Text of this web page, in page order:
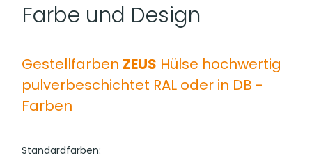
Farbe und Design
Gestellfarben ZEUS Hülse hochwertig
pulverbeschichtet RAL oder in DB -
Farben
Standardfarben: